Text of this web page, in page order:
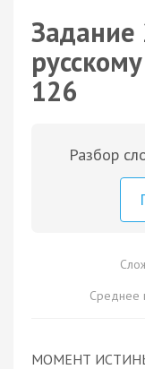
Задание
126
Разбор
Среднее
МОМЕНТ